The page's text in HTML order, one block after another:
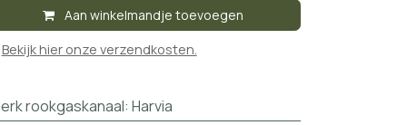
Aan winkelmandje toevoegen
Bekijk hier onze verzendkosten.
rookgaskanaal:Harvia